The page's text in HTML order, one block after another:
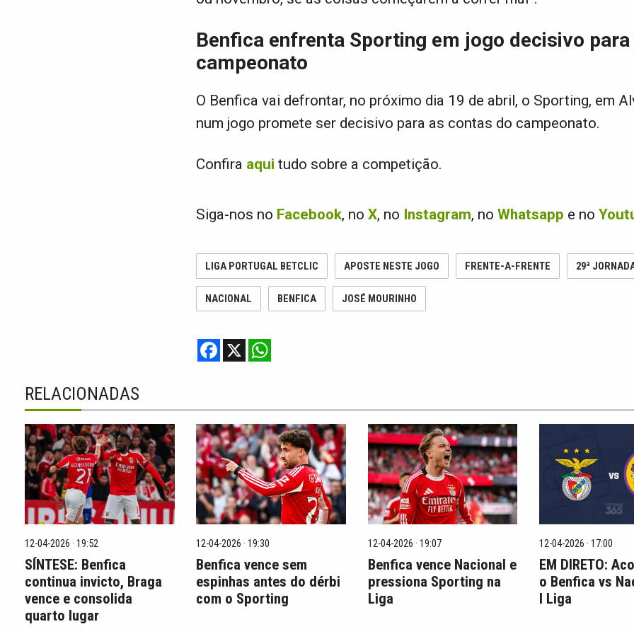
Benfica enfrenta Sporting em jogo decisivo para
campeonato
O Benfica vai defrontar, no próximo dia 19 de abril, o Sporting, em
num jogo promete ser decisivo para as contas do campeonato.
Confira aqui tudo sobre a competição.
Siga-nos no Facebook, noX, no Instagram, noWhatsapp e no
LIGA PORTUGAL BETCLIC APOSTE NESTE JOGO FRENTE-A-FRENTE 29ª
NACIONAL BENFICA JOSÉ MOURINHO
o
k
X
p
p
RELACIONADAS
12-04-2026 · 19:52
SÍNTESE: Benfica
continua invicto, Braga
vence e consolida
quarto lugar
12-04-2026 · 19:30
Benfica vence sem
espinhas antes do dérbi
com o Sporting
12-04-2026 · 19:07
Benfica vence Nacional e
pressiona Sporting na
Liga
12-04-2026 · 17:00
EM DIRETO:
o Benfica vs
I Liga